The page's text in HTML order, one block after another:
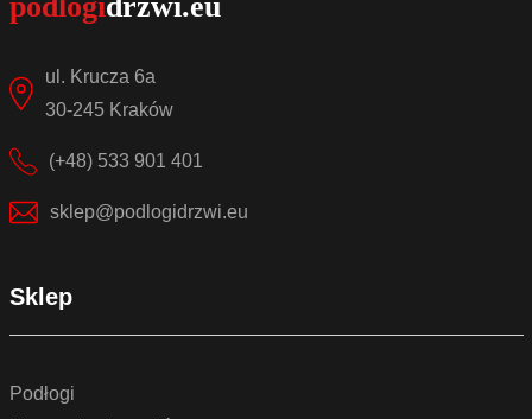
ul. Krucza 6a
30-245 Kraków
(+48) 533 901 401
sklep@podlogidrzwi.eu
Sklep
Podłogi